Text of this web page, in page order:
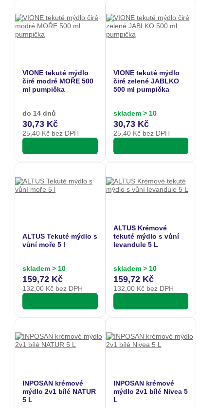
VIONE tekuté mýdlo
čiré modré MOŘE 500
ml pumpička
do 14 dnů
30,73 Kč
25,40 Kč bez DPH
VIONE tekuté mýdlo
čiré zelené JABLKO
500 ml pumpička
skladem > 10
30,73 Kč
25,40Kč bez DPH
ALTUS Tekuté mýdlo s
vůní moře 5 l
skladem > 10
159,72 Kč
132,00 Kč bez DPH
ALTUS Krémové
tekuté mýdlo s vůní
levandule 5 L
skladem > 10
159,72 Kč
132,00Kč bez DPH
INPOSAN krémové
mýdlo 2v1 bílé NATUR
5 L
INPOSAN krémové
mýdlo 2v1 bílé Nivea 5
L